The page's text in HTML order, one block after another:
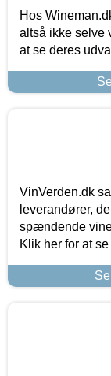
Hos
altså ikke selve
at se deres
VinVerden.dk
leverandører,
spændende
Klik her for at